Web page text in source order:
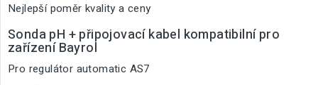
Nejlepší poměr kvality a ceny
Sonda pH + připojovací kabel kompatibilní pro
zařízení Bayrol
Pro regulátor automatic AS7